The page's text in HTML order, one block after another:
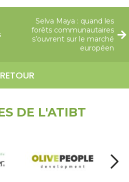
RETOUR
Selva Maya : quand les
forêts communautaires
s’ouvrent sur le marché
européen
DE L'ATIBT